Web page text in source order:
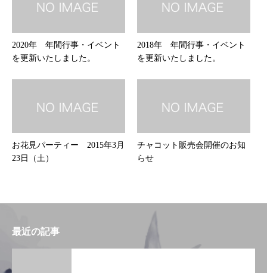
2020年 年間行事・イベント
を更新いたしました。
2018年 年間行事・イベント
を更新いたしました。
お花見パーティー 2015年3月
23日（土）
チャコット販売会開催のお知
らせ
最近の記事